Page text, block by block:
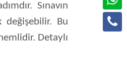
Sınavın
değişebilir. Bu
Detaylı